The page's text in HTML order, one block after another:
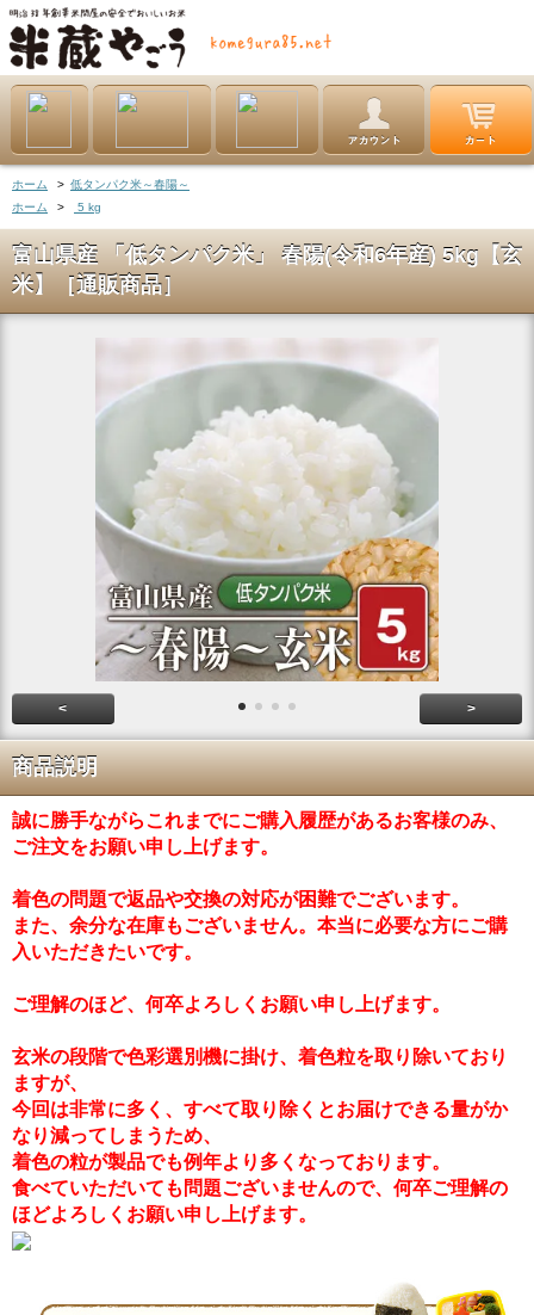
ホーム > 低タンパク米～春陽～
ホーム
> 5 kg
富山県産 「低タンパク米」 春陽(令和6年産) 5kg【玄
米】［通販商品］
< >
商品説明
誠に勝手ながらこれまでにご購入履歴があるお客様のみ、
ご注文をお願い申し上げます。
着色の問題で返品や交換の対応が困難でございます。
また、余分な在庫もございません。本当に必要な方にご購
入いただきたいです。
ご理解のほど、何卒よろしくお願い申し上げます。
玄米の段階で色彩選別機に掛け、着色粒を取り除いており
ますが、
今回は非常に多く、すべて取り除くとお届けできる量がか
なり減ってしまうため、
着色の粒が製品でも例年より多くなっております。
食べていただいても問題ございませんので、何卒ご理解の
ほどよろしくお願い申し上げます。